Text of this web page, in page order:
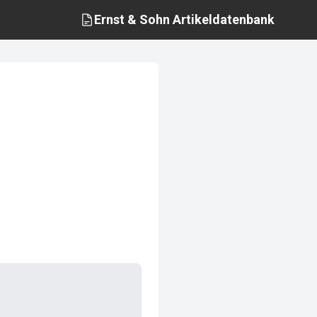
Ernst & Sohn Artikeldatenbank